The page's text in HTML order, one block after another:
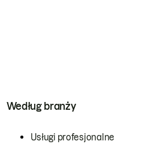
Według branży
Usługi profesjonalne